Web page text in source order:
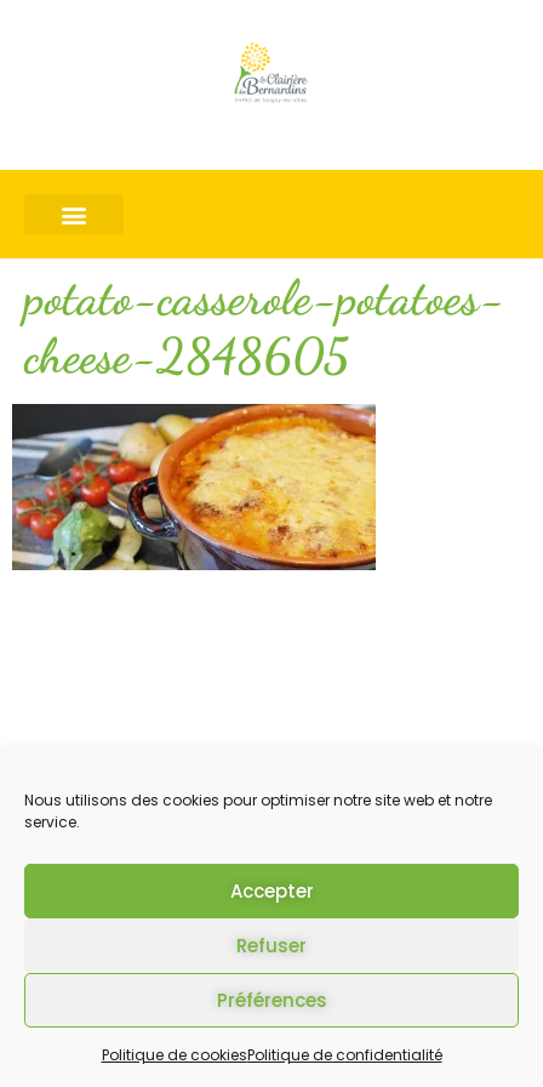
Nous utilisons des cookies pour optimiser notre site web et notre
service.
Accepter
Refuser
Préférences
Politique de cookiesPolitique de confidentialité
potato-casserole-potatoes-
cheese-2848605